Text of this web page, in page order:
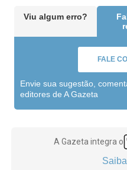
Viu algum erro?
FALE
Envie sua sugestão,
editores de A Gazeta
A Gazeta integra o